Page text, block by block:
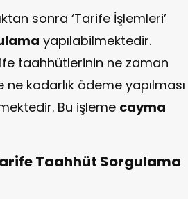
sonra ‘Tarife İşlemleri’
yapılabilmektedir.
taahhütlerinin ne zaman
kadarlık ödeme yapılması
Bu işleme cayma
Taahhüt Sorgulama